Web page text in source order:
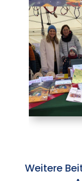
Weitere